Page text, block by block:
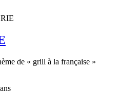
de « grill à la française »